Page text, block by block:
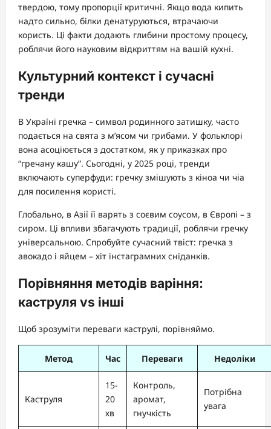
твердою, тому пропорції критичні. Якщо вода кипить
надто сильно, білки денатуруються, втрачаючи
користь. Ці факти додають глибини простому процесу,
роблячи його науковим відкриттям на вашій кухні.
Культурний контекст і сучасні
тренди
В Україні гречка – символ родинного затишку, часто
подається на свята з м’ясом чи грибами. У фольклорі
вона асоціюється з достатком, як у приказках про
“гречану кашу”. Сьогодні, у 2025 році, тренди
включають суперфуди: гречку змішують з кіноа чи чіа
для посилення користі.
Глобально, в Азії її варять з соєвим соусом, в Європі – з
сиром. Ці впливи збагачують традиції, роблячи гречку
універсальною. Спробуйте сучасний твіст: гречка з
авокадо і яйцем – хіт інстаграмних сніданків.
Порівняння методів варіння:
каструля vs інші
Щоб зрозуміти переваги каструлі, порівняймо.
Метод Час Переваги Недоліки
Каструля
15-
20
хв
Контроль,
аромат,
гнучкість
Потрібна
увага